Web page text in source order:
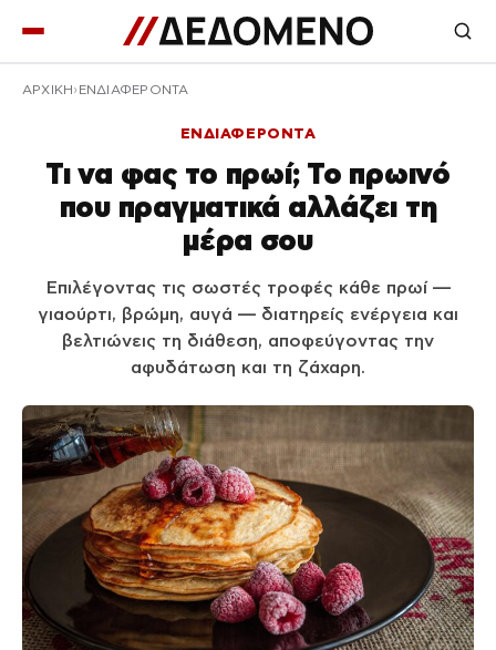
ΑΡΧΙΚΉ ΕΝΔΙΑΦΕΡΟΝΤΑ
ΕΝΔΙΑΦΕΡΟΝΤΑ
Τι να φας το πρωί; Το πρωινό
που πραγματικά αλλάζει τη
μέρα σου
Επιλέγοντας τις σωστές τροφές κάθε πρωί —
γιαούρτι, βρώμη, αυγά — διατηρείς ενέργεια και
βελτιώνεις τη διάθεση, αποφεύγοντας την
αφυδάτωση και τη ζάχαρη.